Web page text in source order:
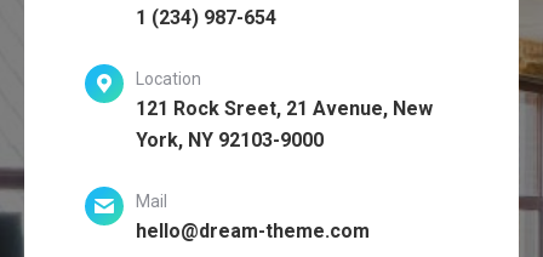
1 (234) 987-654
Location
121 Rock Sreet, 21 Avenue, New
York, NY 92103-9000
Mail
hello@dream-theme.com